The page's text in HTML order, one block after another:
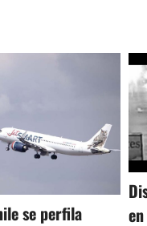
se perfila